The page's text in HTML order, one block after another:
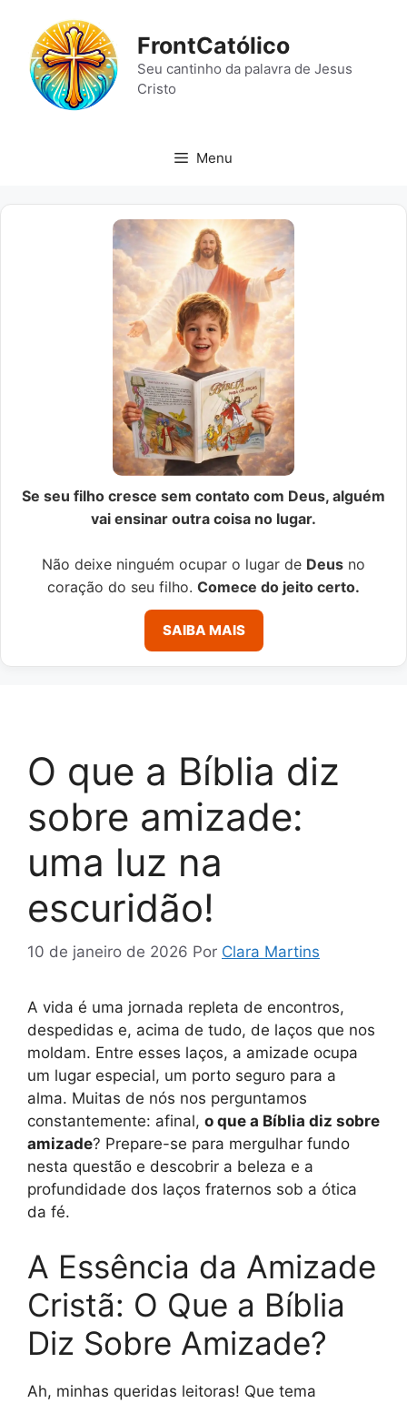
conteúdo
FrontCatólico
Seu cantinho da palavra de Jesus
Cristo
Menu
Se seu filho cresce sem contato com Deus, alguém
vai ensinar outra coisa no lugar.
Não deixe ninguém ocupar o lugar de Deus no
coração do seu filho. Comece do jeito certo.
SAIBA MAIS
O que a Bíblia diz
sobre amizade:
uma luz na
escuridão!
10 de janeiro de 2026 Por Clara Martins
A vida é uma jornada repleta de encontros,
despedidas e, acima de tudo, de laços que nos
moldam. Entre esses laços, a amizade ocupa
um lugar especial, um porto seguro para a
alma. Muitas de nós nos perguntamos
constantemente: afinal, o que a Bíblia diz sobre
amizade? Prepare-se para mergulhar fundo
nesta questão e descobrir a beleza e a
profundidade dos laços fraternos sob a ótica
da fé.
A Essência da Amizade
Cristã: O Que a Bíblia
Diz Sobre Amizade?
Ah, minhas queridas leitoras! Que tema